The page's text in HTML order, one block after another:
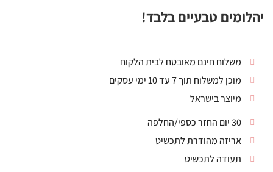
יהלומים טבעיים בלבד!
משלוח חינם מאובטח לבית הלקוח
מוכן למשלוח תוך 7 עד 10 ימי עסקים
מיוצר בישראל
30 יום החזר כספי/החלפה
אריזה מהודרת לתכשיט
תעודה לתכשיט